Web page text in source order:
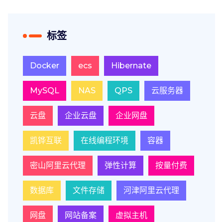
标签
Docker ecs Hibernate
MySQL NAS QPS 云服务器
云盘 企业云盘 企业网盘
凯铧互联 在线编程环境 容器
密山阿里云代理 弹性计算 按量付费
数据库 文件存储 河津阿里云代理
网盘 网站备案 虚拟主机